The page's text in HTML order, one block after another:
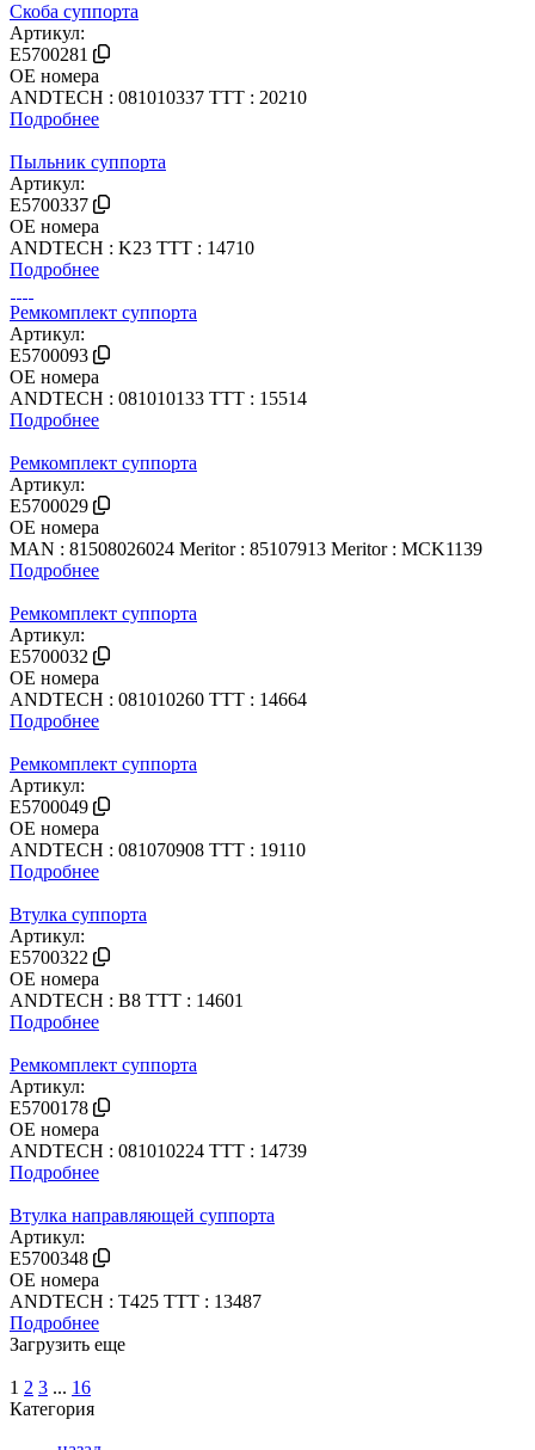
Скоба суппорта
Артикул:
E5700281
OE номера
ANDTECH : 081010337 TTT : 20210
Подробнее
Пыльник суппорта
Артикул:
E5700337
OE номера
ANDTECH : K23 TTT : 14710
Подробнее
Ремкомплект суппорта
Артикул:
E5700093
OE номера
ANDTECH : 081010133 TTT : 15514
Подробнее
Ремкомплект суппорта
Артикул:
E5700029
OE номера
MAN : 81508026024 Meritor : 85107913 Meritor : MCK1139
Подробнее
Ремкомплект суппорта
Артикул:
E5700032
OE номера
ANDTECH : 081010260 TTT : 14664
Подробнее
Ремкомплект суппорта
Артикул:
E5700049
OE номера
ANDTECH : 081070908 TTT : 19110
Подробнее
Втулка суппорта
Артикул:
E5700322
OE номера
ANDTECH : B8 TTT : 14601
Подробнее
Ремкомплект суппорта
Артикул:
E5700178
OE номера
ANDTECH : 081010224 TTT : 14739
Подробнее
Втулка направляющей суппорта
Артикул:
E5700348
OE номера
ANDTECH : T425 TTT : 13487
Подробнее
Загрузить еще
1 2 3 ... 16
Категория